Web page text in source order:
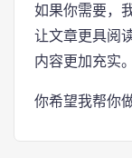
如果你需要，
让文章更具阅
内容更加充实。
你希望我帮你